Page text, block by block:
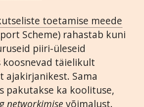
toetamise meede
Scheme) rahastab kuni
piiri-üleseid
koosnevad täielikult
ajakirjanikest. Sama
pakutakse ka koolituse,
networkimise võimalust.